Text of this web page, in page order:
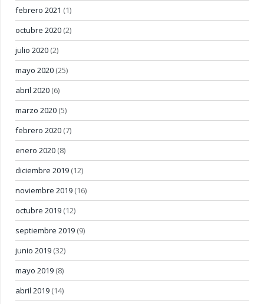
febrero 2021 (1)
octubre 2020 (2)
julio 2020 (2)
mayo 2020 (25)
abril 2020 (6)
marzo 2020 (5)
febrero 2020 (7)
enero 2020 (8)
diciembre 2019 (12)
noviembre 2019 (16)
octubre 2019 (12)
septiembre 2019 (9)
junio 2019 (32)
mayo 2019 (8)
abril 2019 (14)